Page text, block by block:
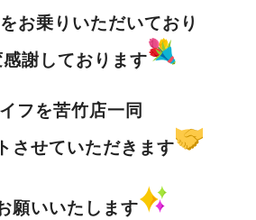
お乗りいただいており
謝しております
フを苦竹店一同
させていただきます
願いいたします